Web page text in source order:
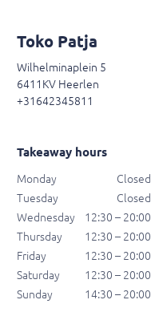
Toko Patja
Wilhelminaplein 5
6411KV Heerlen
+31642345811
Takeaway hours
Monday
Closed
Tuesday
Closed
Wednesday
12:30 – 20:00
Thursday
12:30 – 20:00
Friday
12:30 – 20:00
Saturday
12:30 – 20:00
Sunday
14:30 – 20:00